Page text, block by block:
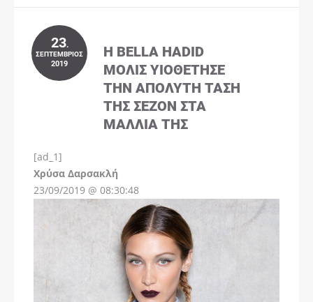
23.
ΣΕΠΤΈΜΒΡΙΟΣ
2019
Η BELLA HADID
ΜΌΛΙΣ ΥΙΟΘΈΤΗΣΕ
ΤΗΝ ΑΠΌΛΥΤΗ ΤΆΣΗ
ΤΗΣ ΣΕΖΌΝ ΣΤΑ
ΜΑΛΛΙΆ ΤΗΣ
[ad_1]
Χρύσα Δαρσακλή
23/09/2019 @ 08:30:48